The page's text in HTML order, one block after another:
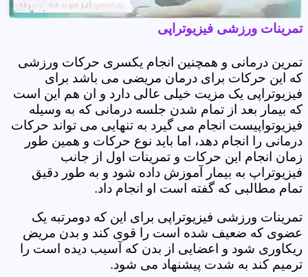
تمرینات ورزشی فیزیوتراپی
تمرین درمانی و همچنین انجام یکسری حرکات ورزشی
که این حرکات برای درمان مریضی می باشد برای
فیزیوتراپی یک مزیت خیلی عالی دارد و ان هم این است
که بیمار بعد از تمام شدن جلسه درمانی که به وسیله
فیزیوتواپیست انجام می گیرد به تنهایی می تواند حرکات
درمانی را انجام دهد، اما باید نوع حرکات و همین طور
زمان انجام این حرکات و تمرینات اول از جانب
فیزیوتراپ به بیمار آموزش داده شود و به طور دقیق
تمام مطالبی که گفته است او انجام داد.
تمرینات ورزشی فیزیوتراپی برای این که دومرتبه یک
عضوی که ضعیف شده است را قوی کند و بدن مریض
ریکاوری شود و اعضایی از بدن که آسیب دیده است را
ترمیم کند به شدت پیشنهاد می شود.